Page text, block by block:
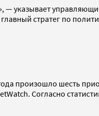
— указывает
стратег по
произошло шесть
Согласно